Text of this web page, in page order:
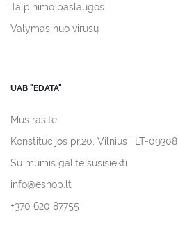
Talpinimo paslaugos
Valymas nuo virusų
UAB "EDATA"
Mus rasite
Konstitucijos pr.20. Vilnius | LT-09308
Su mumis galite susisiekti
info@eshop.lt
+370 620 87755